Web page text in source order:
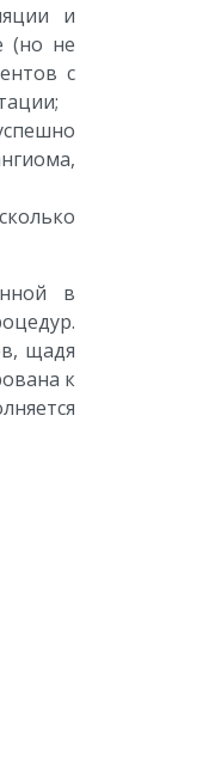
и
(но не
с
в
щадя
к